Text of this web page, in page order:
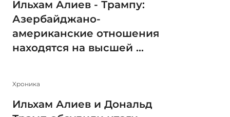
Ильхам Алиев - Трампу:
Азербайджано-
американские отношения
находятся на высшей ...
Xроника
Ильхам Алиев и Дональд